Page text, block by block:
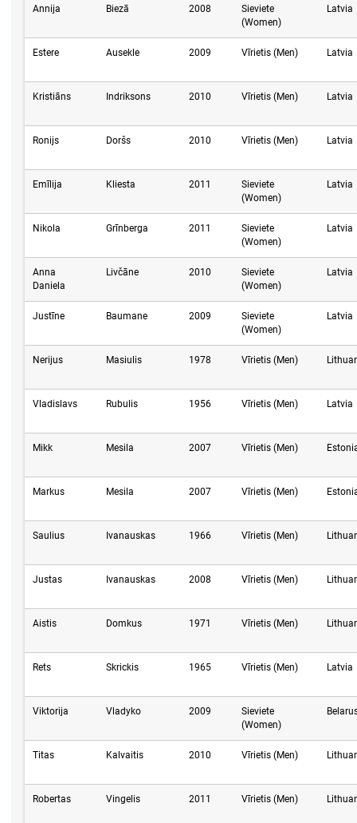
Annija Biezā 2008
Sieviete
(Women)
Latvia
Estere Ausekle 2009 Vīrietis (Men) Latvia
Kristiāns Indriksons 2010 Vīrietis (Men) Latvia
Ronijs Doršs 2010 Vīrietis (Men) Latvia
Emīlija Kliesta 2011
Sieviete
(Women)
Latvia
Nikola Grīnberga 2011
Sieviete
(Women)
Latvia
Anna
Daniela
Livčāne 2010
Sieviete
(Women)
Latvia
Justīne Baumane 2009
Sieviete
(Women)
Latvia
Nerijus Masiulis 1978 Vīrietis (Men)
Vladislavs Rubulis 1956 Vīrietis (Men) Latvia
Mikk Mesila 2007 Vīrietis (Men)
Markus Mesila 2007 Vīrietis (Men)
Saulius Ivanauskas 1966 Vīrietis (Men)
Justas Ivanauskas 2008 Vīrietis (Men)
Aistis Domkus 1971 Vīrietis (Men)
Rets Skrickis 1965 Vīrietis (Men) Latvia
Viktorija Vladyko 2009
Sieviete
(Women)
Titas Kalvaitis 2010 Vīrietis (Men)
Robertas Vingelis 2011 Vīrietis (Men)